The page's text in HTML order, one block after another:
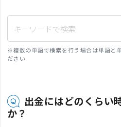
※複数の単語で検索を行う場合は単語と
ださい
出金にはどのくらい
か？